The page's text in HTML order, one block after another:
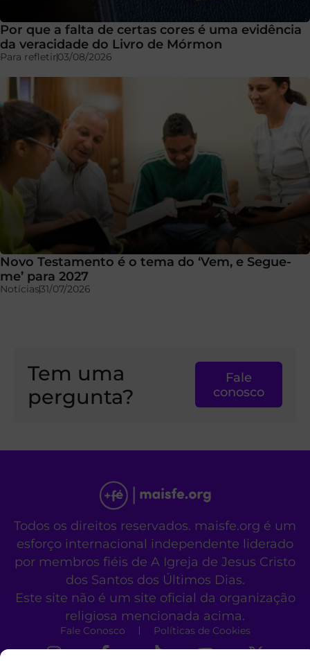
Por que a falta de certas cores é uma evidência
da veracidade do Livro de Mórmon
Para refletir03/08/2026
Novo Testamento é o tema do ‘Vem, e Segue-
me’ para 2027
Notícias31/07/2026
Tem uma
pergunta?
Fale
conosco
Todos os direitos reservados. maisfe.org é um
esforço internacional independente liderado
por membros fiéis de A Igreja de Jesus Cristo
dos Santos dos Últimos Dias.
Este site não é um site oficial da organização
religiosa mencionada acima.
Fale Conosco Políticas de Cookies